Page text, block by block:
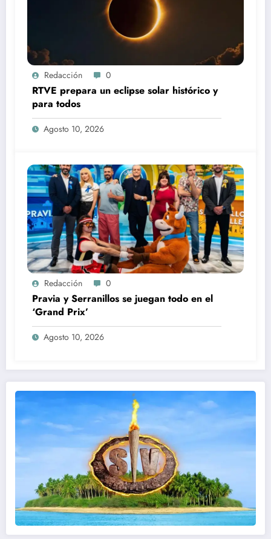
Redacción 0
RTVE prepara un eclipse solar histórico y
para todos
Agosto 10, 2026
Redacción 0
Pravia y Serranillos se juegan todo en el
‘Grand Prix’
Agosto 10, 2026